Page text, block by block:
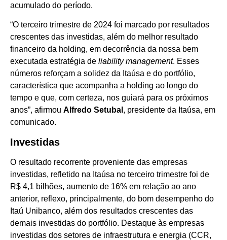
acumulado do período.
“O terceiro trimestre de 2024 foi marcado por resultados
crescentes das investidas, além do melhor resultado
financeiro da holding, em decorrência da nossa bem
executada estratégia de liability management. Esses
números reforçam a solidez da Itaúsa e do portfólio,
característica que acompanha a holding ao longo do
tempo e que, com certeza, nos guiará para os próximos
anos”, afirmou Alfredo Setubal , presidente da Itaúsa, em
comunicado.
Investidas
O resultado recorrente proveniente das empresas
investidas, refletido na Itaúsa no terceiro trimestre foi de
R$ 4,1 bilhões, aumento de 16% em relação ao ano
anterior, reflexo, principalmente, do bom desempenho do
Itaú Unibanco, além dos resultados crescentes das
demais investidas do portfólio. Destaque às empresas
investidas dos setores de infraestrutura e energia (CCR,